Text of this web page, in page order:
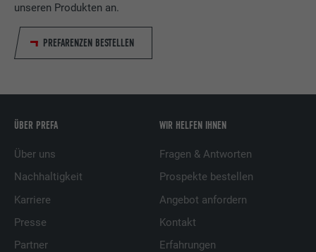
unseren Produkten an.
PREFARENZEN BESTELLEN
ÜBER PREFA
Über uns
Nachhaltigkeit
Karriere
Presse
Partner
WIR HELFEN IHNEN
Fragen & Antworten
Prospekte bestellen
Angebot anfordern
Kontakt
Erfahrungen